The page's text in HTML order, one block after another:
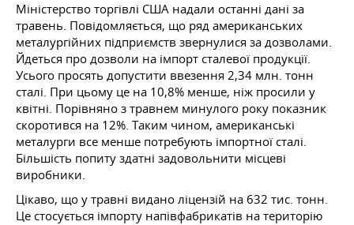
Міністерство торгівлі США надали останні дані за
травень. Повідомляється, що ряд американських
металургійних підприємств звернулися за дозволами.
Йдеться про дозволи на імпорт сталевої продукції.
Усього просять допустити ввезення 2,34 млн. тонн
сталі. При цьому це на 10,8% менше, ніж просили у
квітні. Порівняно з травнем минулого року показник
скоротився на 12%. Таким чином, американські
металурги все менше потребують імпортної сталі.
Більшість попиту здатні задовольнити місцеві
виробники.
Цікаво, що у травні видано ліцензій на 632 тис. тонн.
Це стосується імпорту напівфабрикатів на територію